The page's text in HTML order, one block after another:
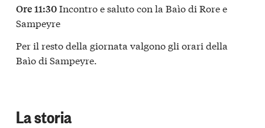
Ore 11:30Incontro e saluto con la Baìo di Rore e
Sampeyre
Per il resto della giornata valgono gli orari della
Baìo di Sampeyre.
La storia